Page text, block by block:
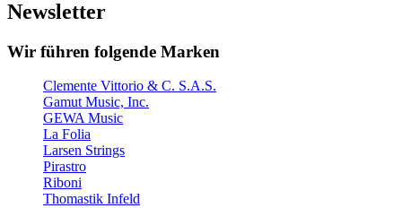
Newsletter
Wir führen folgende Marken
Clemente Vittorio & C. S.A.S.
Gamut Music, Inc.
GEWA Music
La Folia
Larsen Strings
Pirastro
Riboni
Thomastik Infeld